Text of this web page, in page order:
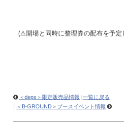
(⚠︎開場と同時に整理券の配布を予定
＜deps＞限定販売品情報 |一覧に戻る
| ＜B-GROUND＞ブースイベント情報